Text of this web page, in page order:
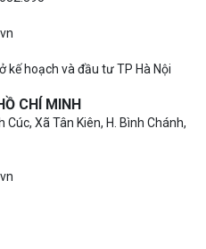
kế hoạch và đầu tư TP Hà Nội
CHÍ MINH
Xã Tân Kiên, H. Bình Chánh,